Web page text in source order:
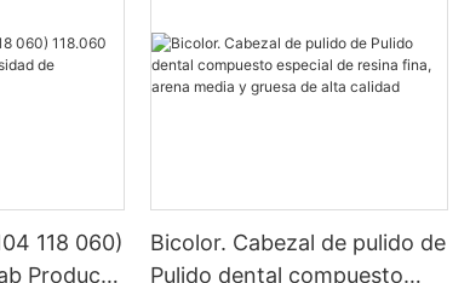
118 060)
Products
Bicolor. Cabezal de pulido de
Pulido dental compuesto